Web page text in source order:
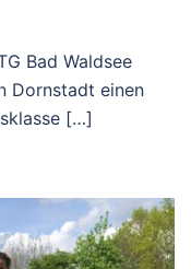
Bad Waldsee
Dornstadt einen
[…]